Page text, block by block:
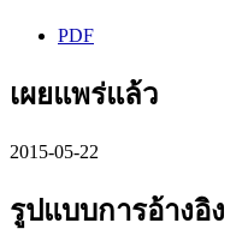
PDF
เผยแพร่แล้ว
2015-05-22
รูปแบบการอ้างอิง